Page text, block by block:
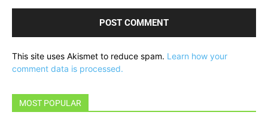
This site uses Akismet to reduce spam. Learn how your
comment data is processed.
MOST POPULAR